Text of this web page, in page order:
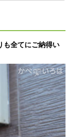
も全てにご納得い